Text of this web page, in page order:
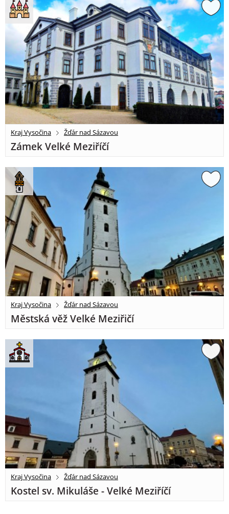
Kraj Vysočina Žďár nad Sázavou
Zámek Velké Meziříčí
Kraj Vysočina Žďár nad Sázavou
Městská věž Velké Meziřičí
Kraj Vysočina Žďár nad Sázavou
Kostel sv. Mikuláše - Velké Meziříčí